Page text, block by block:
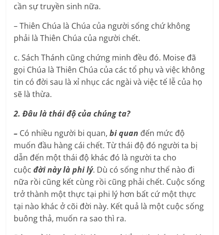
cần sự truyền sinh nữa.
– Thiên Chúa là Chúa của người sống chứ không
phải là Thiên Chúa của người chết.
c. Sách Thánh cũng chứng minh đều đó. Moise đã
gọi Chúa là Thiên Chúa của các tổ phụ và việc không
tin có đời sau là xỉ nhục các ngài và việc tế lễ của họ
sẽ là thừa.
2. Đâu là thái độ của chúng ta?
– Có nhiều người bi quan,bi quan đến mức độ
muốn đầu hàng cái chết. Từ thái độ đó người ta bị
dẫn đến một thái độ khác đó là người ta cho
cuộcđời này là phi lý. Dù có sống như thế nào đi
nữa rồi cũng kết cùng rồi cũng phải chết. Cuộc sống
trở thành một thực tại phi lý hơn bất cứ một thực
tại nào khác ở cõi đời này. Kết quả là một cuộc sống
buông thả, muốn ra sao thì ra.